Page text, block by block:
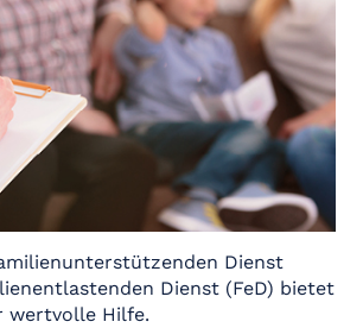
Dienst
Dienst (FeD) bietet
wertvolle Hilfe.